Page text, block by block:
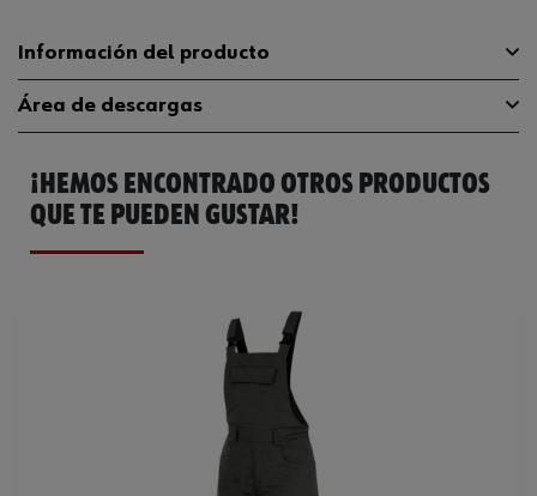
Información del producto
Peso del producto (por artículo) 1.000 g
Área de descargas
Declaración de conformidad CE 572593625.pdf
Catálogo General
¡HEMOS ENCONTRADO OTROS PRODUCTOS
QUE TE PUEDEN GUSTAR!